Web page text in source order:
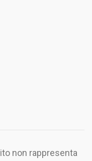
non rappresenta